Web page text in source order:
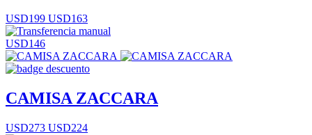
USD199 USD163
USD146
CAMISA ZACCARA
USD273 USD224